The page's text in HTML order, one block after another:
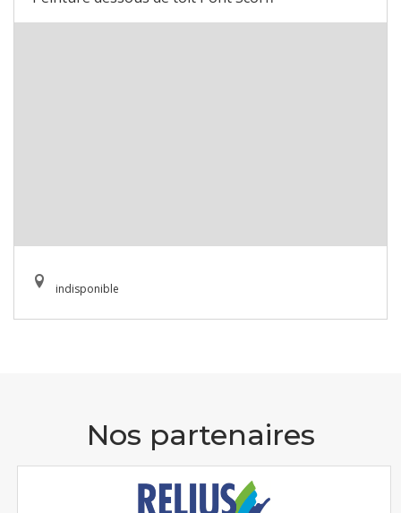
indisponible
Nos partenaires